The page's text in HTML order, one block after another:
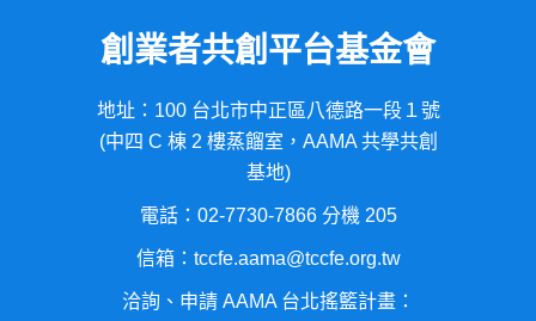
創業者共創平台基金會
地址：100 台北市中正區八德路一段１號
(中四 C 棟 2 樓蒸餾室，AAMA 共學共創
基地)
電話：02-7730-7866 分機 205
信箱：tccfe.aama@tccfe.org.tw
洽詢、申請 AAMA 台北搖籃計畫：